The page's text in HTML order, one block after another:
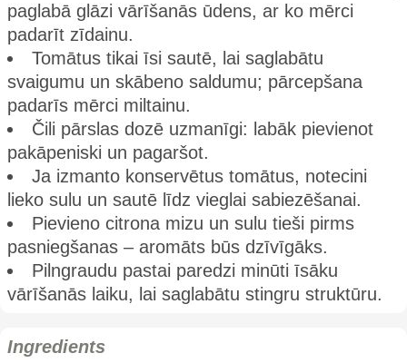
paglabā glāzi vārīšanās ūdens, ar ko mērci
padarīt zīdainu.
Tomātus tikai īsi sautē, lai saglabātu
svaigumu un skābeno saldumu; pārcepšana
padarīs mērci miltainu.
Čili pārslas dozē uzmanīgi: labāk pievienot
pakāpeniski un pagaršot.
Ja izmanto konservētus tomātus, notecini
lieko sulu un sautē līdz vieglai sabiezēšanai.
Pievieno citrona mizu un sulu tieši pirms
pasniegšanas – aromāts būs dzīvīgāks.
Pilngraudu pastai paredzi minūti īsāku
vārīšanās laiku, lai saglabātu stingru struktūru.
Ingredients